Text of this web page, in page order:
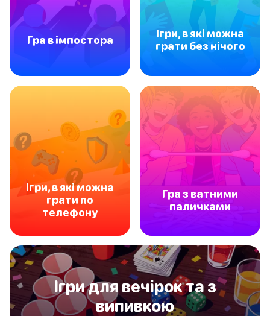
Гра в імпостора
Ігри, в які можна
грати без нічого
Ігри, в які можна
грати по
телефону
Гра з ватними
паличками
Ігри для вечірок та з
випивкою